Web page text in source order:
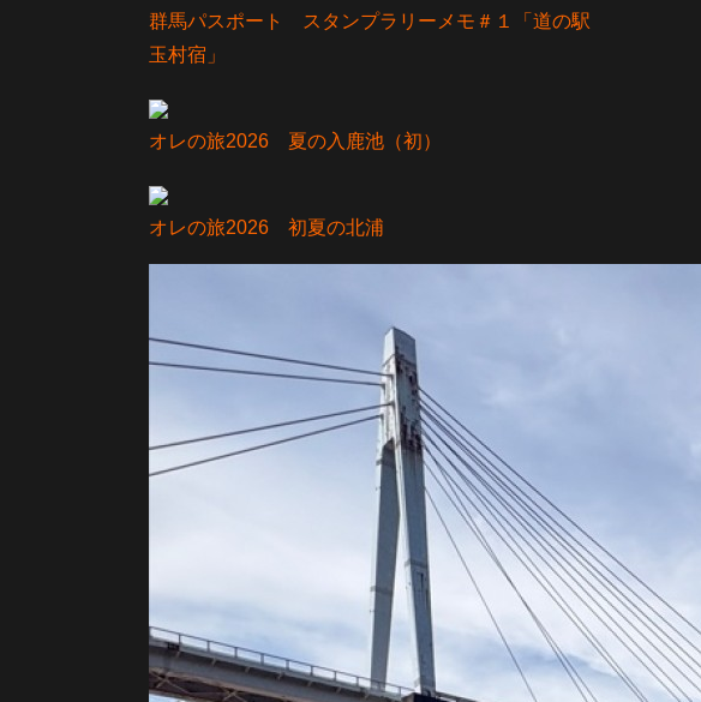
群馬パスポート スタンプラリーメモ＃１「道の駅
玉村宿」
オレの旅2026 夏の入鹿池（初）
オレの旅2026 初夏の北浦